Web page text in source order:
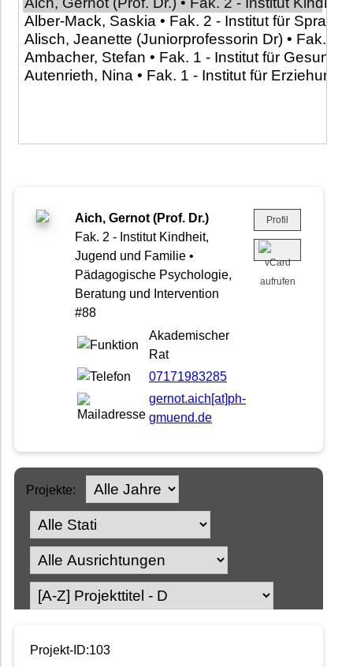
Aich, Gernot (Prof. Dr.)
Fak. 2 - Institut Kindheit,
Jugend und Familie •
Pädagogische Psychologie,
Beratung und Intervention
#88
Akademischer
Rat
07171983285
gernot.aich[at]ph-
gmuend.de
Profil
Projekte:
Projekt-ID:103